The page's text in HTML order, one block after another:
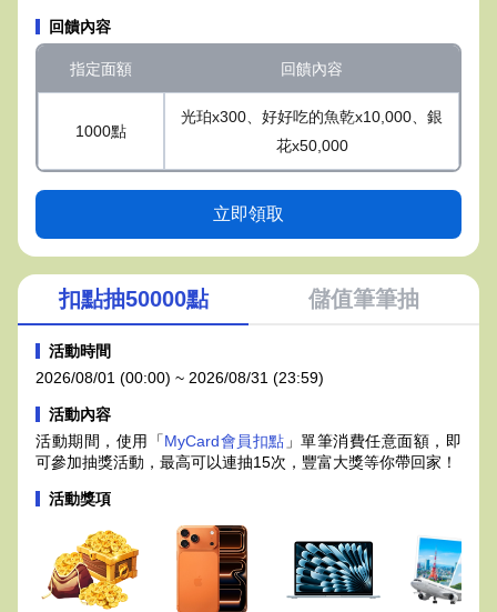
回饋內容
指定面額 回饋內容
1000點
光珀x300、好好吃的魚乾x10,000、銀
花x50,000
立即領取
扣點抽50000點 儲值筆筆抽
活動時間
2026/08/01 (00:00) ~ 2026/08/31 (23:59)
活動內容
活動期間，使用「MyCard會員扣點 」單筆消費任意面額，即
可參加抽獎活動，最高可以連抽15次，豐富大獎等你帶回家！
活動獎項